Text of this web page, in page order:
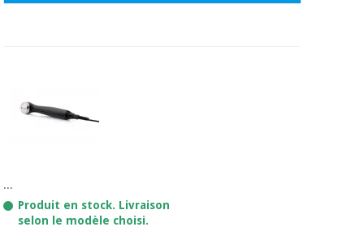
...
Produit en stock. Livraison
selon le modèle choisi.